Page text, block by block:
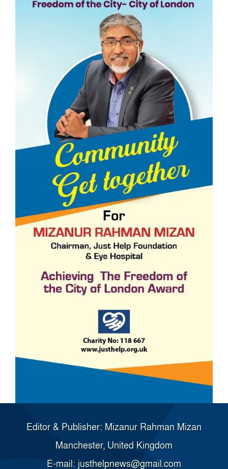
Editor & Publisher: Mizanur Rahman Mizan
Manchester, United Kingdom
E-mail: justhelpnews@gmail.com